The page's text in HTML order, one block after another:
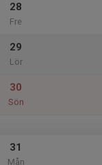
28
Fre
29
Lör
30
Sön
31
Mån